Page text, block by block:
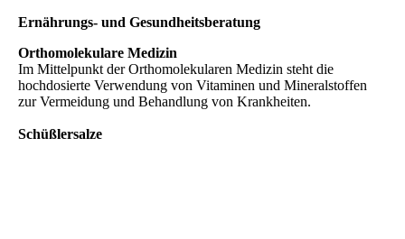
Ernährungs- und Gesundheitsberatung
Orthomolekulare Medizin
Im Mittelpunkt der Orthomolekularen Medizin steht die
hochdosierte Verwendung von Vitaminen und Mineralstoffen
zur Vermeidung und Behandlung von Krankheiten.
Schüßlersalze